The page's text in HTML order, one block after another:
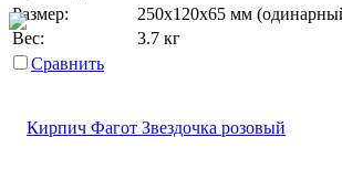
Размер:
250х120х65 мм
Вес:
3.7 кг
Сравнить